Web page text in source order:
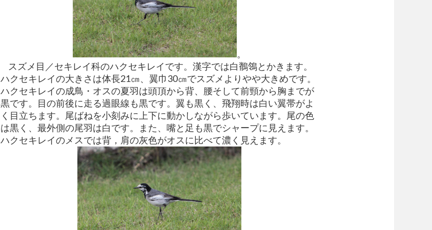
。
スズメ目／セキレイ科のハクセキレイです。漢字では白鶺鴒とかきます。
ハクセキレイの大きさは体長21㎝、翼巾30㎝でスズメよりやや大きめです。
ハクセキレイの成鳥・オスの夏羽は頭頂から背、腰そして前頸から胸までが
黒です。目の前後に走る過眼線も黒です。翼も黒く、飛翔時は白い翼帯がよ
く目立ちます。尾ばねを小刻みに上下に動かしながら歩いています。尾の色
は黒く、最外側の尾羽は白です。また、嘴と足も黒でシャープに見えます。
ハクセキレイのメスでは背，肩の灰色がオスに比べて濃く見えます。